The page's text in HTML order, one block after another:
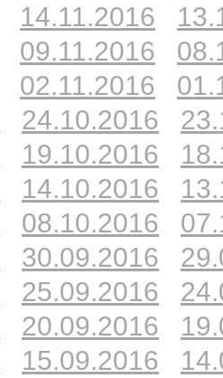
14.11.2016
09.11.2016
02.11.2016
24.10.2016
19.10.2016
14.10.2016
08.10.2016
30.09.2016
25.09.2016
20.09.2016
15.09.2016